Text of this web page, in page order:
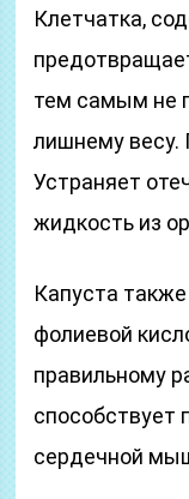
Клетчатка,
тем самым не
лишнему весу.
Устраняет
жидкость из
Капуста
фолиевой
правильному
способствует
сердечной